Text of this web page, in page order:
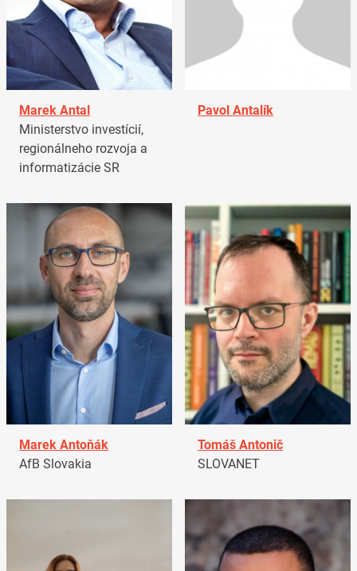
Marek Antal
Ministerstvo investícií,
regionálneho rozvoja a
informatizácie SR
Pavol Antalík
Marek Antoňák
AfB Slovakia
Tomáš Antonič
SLOVANET